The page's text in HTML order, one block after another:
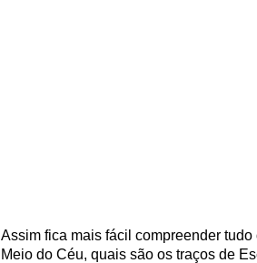
Assim fica mais fácil compreender
Meio do Céu, quais são os traços de